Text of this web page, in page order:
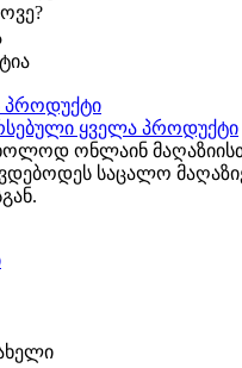
პროდუქტი
ყველა პროდუქტი
ონლაინ
საცალო